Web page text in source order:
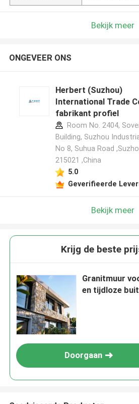
Bekijk meer
ONGEVEER ONS
Herbert (Suzhou)
International Trade
fabrikant profiel
Room No. 2404,
Building, Suzhou
No 8, Suhua Road
215021 ,China
5.0
Geverifieerde
Bekijk meer
Krijg de beste
Granitmuur
en tijdloze
Doorgaan